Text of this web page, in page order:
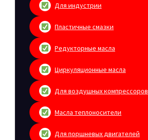
Для индустрии
Пластичные смазки
Редукторные масла
Циркуляционные масла
Для воздушных компрессоров
Масла теплоносители
Для поршневых двигателей